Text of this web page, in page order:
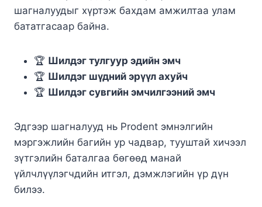
шагналуудыг хүртэж бахдам амжилтаа улам
бататгасаар байна.
🏆 Шилдэг тулгуур эдийн эмч
🏆 Шилдэг шүдний эрүүл ахуйч
🏆 Шилдэг сувгийн эмчилгээний эмч
Эдгээр шагналууд нь Prodent эмнэлгийн
мэргэжлийн багийн ур чадвар, тууштай хичээл
зүтгэлийн баталгаа бөгөөд манай
үйлчлүүлэгчдийн итгэл, дэмжлэгийн үр дүн
билээ.